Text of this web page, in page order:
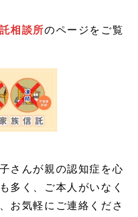
相談所のページをご覧
さんが親の認知症を心
多く、ご本人がいなく
お気軽にご連絡くださ